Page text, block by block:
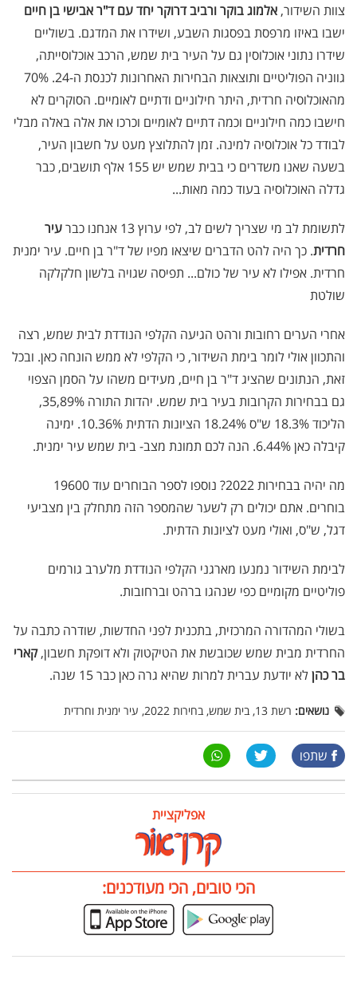
צוות השידור, אלמוג בוקר ורביב דרוקר יחד עם ד"ר אבישי בן חיים
ישבו באיזו מרפסת בפסגות השבע, ושידרו את המדגם. בשוליים
שידרו נתוני אוכלוסין גם על העיר בית שמש, הרכב אוכלוסייתה,
גווניה הפוליטיים ותוצאות הבחירות האחרונות לכנסת ה-24. 70%
מהאוכלוסיה חרדית, היתר חילוניים ודתיים לאומיים. הסוקרים לא
חישבו כמה חילוניים וכמה דתיים לאומיים וכרכו את אלה באלה מבלי
לבודד כל אוכלוסיה למינה. זמן להתלוצץ מעט על חשבון העיר,
בשעה שאנו משדרים כי בבית שמש יש 155 אלף תושבים, כבר
גדלה האוכלוסיה בעוד כמה מאות...
לתשומת לב מי שצריך לשים לב, לפי ערוץ 13 אנחנו כבר
עיר
חרדית. כך היה להט הדברים שיצאו מפיו של ד"ר בן חיים. עיר ימנית
חרדית. אפילו לא עיר של כולם... תפיסה שגויה בלשון חלקלקה
שולטת
אחרי הערים רחובות ורהט הגיעה הקלפי הנודדת לבית שמש, רצה
והתכוון אולי לומר בימת השידור, כי הקלפי לא ממש הונחה כאן. ובכל
זאת, הנתונים שהציג ד"ר בן חיים, מעידים משהו על הסמן הצפוי
גם בבחירות הקרובות בעיר בית שמש. יהדות התורה 35,89%,
הליכוד 18.3% ש"ס 18.24% הציונות הדתית 10.36%. ימינה
קיבלה כאן 6.44%. הנה לכם תמונת מצב- בית שמש עיר ימנית.
מה יהיה בבחירות 2022? נוספו לספר הבוחרים עוד 19600
בוחרים. אתם יכולים רק לשער שהמספר הזה מתחלק בין מצביעי
דגל, ש"ס, ואולי מעט לציונות הדתית.
לבימת השידור נמנעו מארגני הקלפי הנודדת מלערב גורמים
פוליטיים מקומיים כפי שנהגו ברהט וברחובות.
בשולי המהדורה המרכזית, בתכנית לפני החדשות, שודרה כתבה על
החרדית מבית שמש שכובשת את הטיקטוק ולא דופקת חשבון,קארי
בר כהןלא יודעת עברית למרות שהיא גרה כאן כבר 15 שנה.
נושאים: רשת 13, בית שמש, בחירות 2022, עיר ימנית וחרדית
שתפו
אפליקציית
הכי טובים, הכי מעודכנים: